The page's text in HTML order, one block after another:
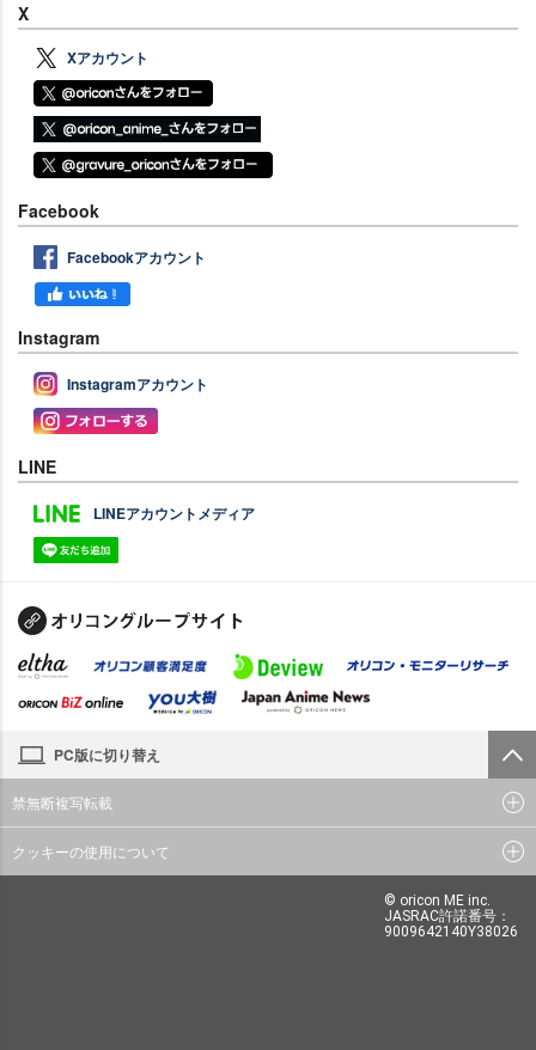
X
Xアカウント
Facebook
Facebookアカウント
Instagram
Instagramアカウント
LINE
LINEアカウントメディア
PC版に切り替え
禁無断複写転載
クッキーの使用について
© oricon ME inc.
JASRAC許諾番号：
9009642140Y38026